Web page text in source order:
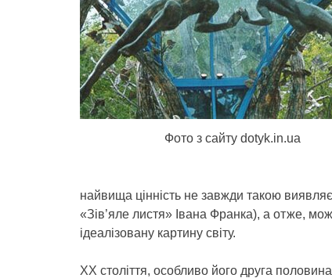
Фото з сайту dotyk.in.ua
найвища цінність не завжди такою
«Зів’яле листя» Івана Франка), а отже,
ідеалізовану картину світу.
ХХ століття, особливо його друга